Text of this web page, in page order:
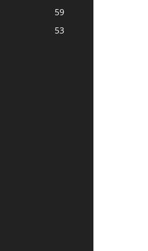
59
53